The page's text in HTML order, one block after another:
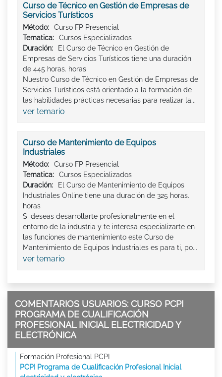
Curso de Técnico en Gestión de Empresas de
Servicios Turísticos
Método:
Curso FP Presencial
Tematica:
Cursos Especializados
Duración:
El Curso de Técnico en Gestión de
Empresas de Servicios Turísticos tiene una duración
de 445 horas. horas
Nuestro Curso de Técnico en Gestión de Empresas de
Servicios Turísticos está orientado a la formación de
las habilidades prácticas necesarias para realizar la...
ver temario
Curso de Mantenimiento de Equipos
Industriales
Método:
Curso FP Presencial
Tematica:
Cursos Especializados
Duración:
El Curso de Mantenimiento de Equipos
Industriales Online tiene una duración de 325 horas.
horas
Si deseas desarrollarte profesionalmente en el
entorno de la industria y te interesa especializarte en
las funciones de mantenimiento este Curso de
Mantenimiento de Equipos Industriales es para ti, po...
ver temario
COMENTARIOS USUARIOS: CURSO PCPI
PROGRAMA DE CUALIFICACIÓN
PROFESIONAL INICIAL ELECTRICIDAD Y
ELECTRÓNICA
Formación Profesional PCPI
PCPI Programa de Cualificación Profesional Inicial